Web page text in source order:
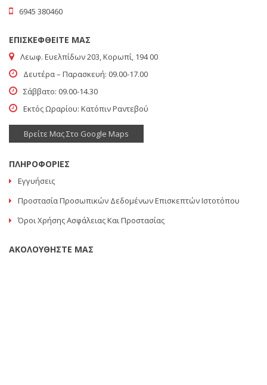
6945 380460
ΕΠΙΣΚΕΦΘΕΙΤΕ ΜΑΣ
Λεωφ. Ευελπίδων 203, Κορωπί, 194 00
Δευτέρα – Παρασκευή: 09.00-17.00
Σάββατο: 09.00-14.30
Εκτός Ωραρίου: Κατόπιν Ραντεβού
Βρείτε Μας Στο Google Maps
ΠΛΗΡΟΦΟΡΙΕΣ
Εγγυήσεις
Προστασία Προσωπικών Δεδομένων Επισκεπτών Ιστοτόπου
Όροι Χρήσης Ασφάλειας Και Προστασίας
ΑΚΟΛΟΥΘΗΣΤΕ ΜΑΣ